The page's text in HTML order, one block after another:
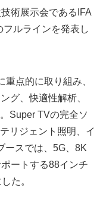
術展示会であるIFA
ルラインを発表し
点的に取り組み、
グ、快適性解析、
Super TVの完全ソ
リジェント照明、イ
ースでは、5G、8K
ートする88インチ
た。